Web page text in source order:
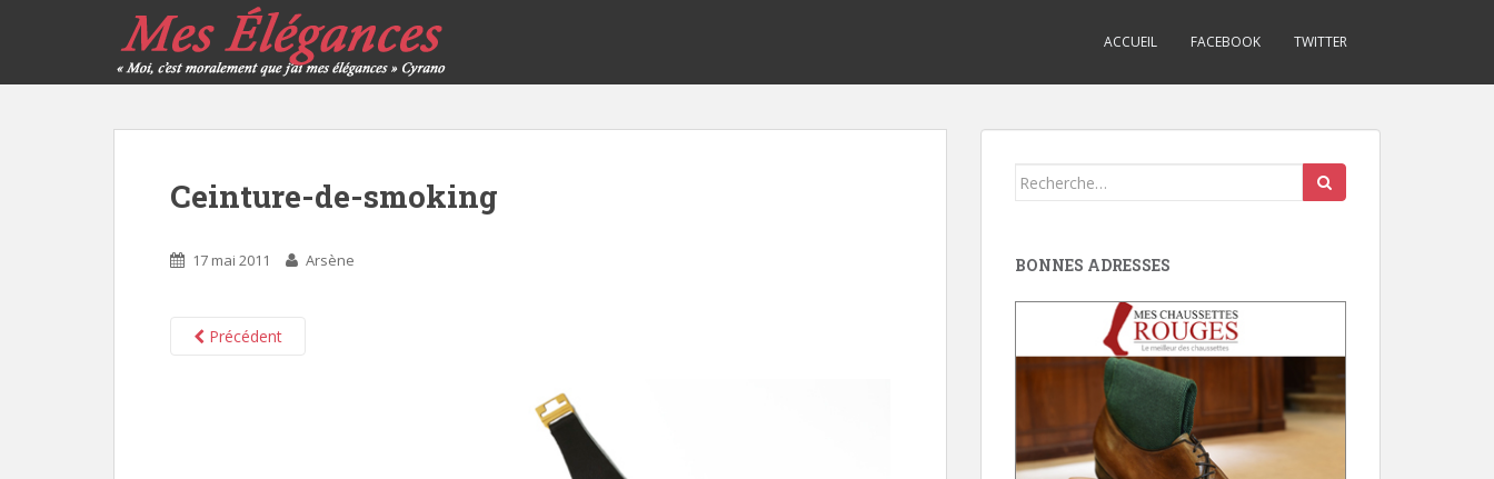
ACCUEIL FACEBOOK TWITTER
Ceinture-de-smoking
17 mai 2011 Arsène
Précédent
Search
BONNES ADRESSES